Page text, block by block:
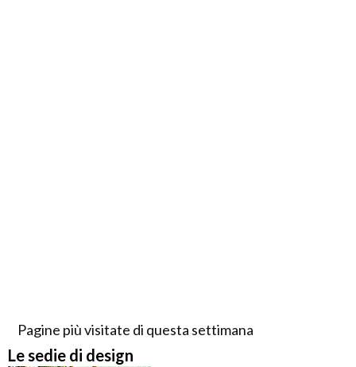
Pagine più visitate di questa settimana
Le sedie di design